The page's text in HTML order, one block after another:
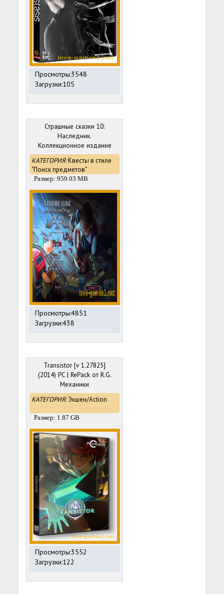
Просмотры:3548
Загрузки:105
Страшные сказки 10:
Наследник.
Коллекционное издание
(2016) PC
КАТЕГОРИЯ:Квесты в стиле
"Поиск предметов"
Размер: 959.03 MB
Просмотры:4851
Загрузки:438
Transistor [v 1.27825]
(2014) PC | RePack от R.G.
Механики
КАТЕГОРИЯ:Экшен/Action
Размер: 1.87 GB
Просмотры:3552
Загрузки:122